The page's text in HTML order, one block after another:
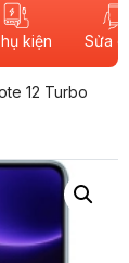
kiện Sửa
12 Turbo